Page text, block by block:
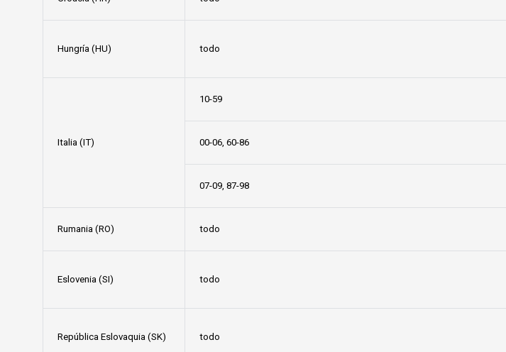
Hungría (HU) todo
Italia (IT)
10-59
00-06, 60-86
07-09, 87-98
Rumania (RO) todo
Eslovenia (SI) todo
República Eslovaquia (SK) todo